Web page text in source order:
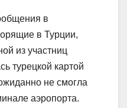
в
в Турции,
из участниц
турецкой картой
не смогла
аэропорта.